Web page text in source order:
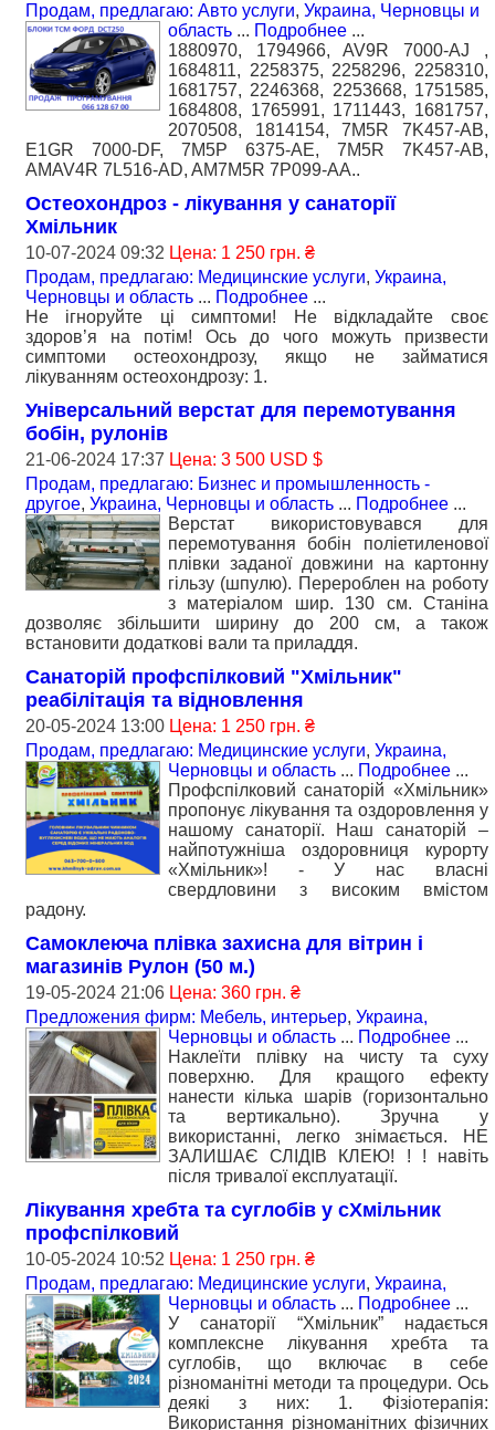
Продам, предлагаю: Авто услуги, Украина, Черновцы и
область ... Подробнее ...
1880970, 1794966, AV9R 7000-AJ ,
1684811, 2258375, 2258296, 2258310,
1681757, 2246368, 2253668, 1751585,
1684808, 1765991, 1711443, 1681757,
2070508, 1814154, 7M5R 7K457-AB,
E1GR 7000-DF, 7M5P 6375-AE, 7M5R 7K457-AB,
AMAV4R 7L516-AD, AM7M5R 7P099-AA..
Остеохондроз - лікування у санаторії
Хмільник
10-07-2024 09:32 Цена: 1 250 грн. ₴
Продам, предлагаю: Медицинские услуги, Украина,
Черновцы и область ... Подробнее ...
Не ігноруйте ці симптоми! Не відкладайте своє
здоров’я на потім! Ось до чого можуть призвести
симптоми остеохондрозу, якщо не займатися
лікуванням остеохондрозу: 1.
Універсальний верстат для перемотування
бобін, рулонів
21-06-2024 17:37 Цена: 3 500 USD $
Продам, предлагаю: Бизнес и промышленность -
другое, Украина, Черновцы и область ... Подробнее ...
Верстат використовувався для
перемотування бобін поліетиленової
плівки заданої довжини на картонну
гільзу (шпулю). Перероблен на роботу
з матеріалом шир. 130 см. Станіна
дозволяє збільшити ширину до 200 см, а також
встановити додаткові вали та приладдя.
Санаторій профспілковий "Хмільник"
реабілітація та відновлення
20-05-2024 13:00 Цена: 1 250 грн. ₴
Продам, предлагаю: Медицинские услуги, Украина,
Черновцы и область ... Подробнее ...
Профспілковий санаторій «Хмільник»
пропонує лікування та оздоровлення у
нашому санаторії. Наш санаторій –
найпотужніша оздоровниця курорту
«Хмільник»! - У нас власні
свердловини з високим вмістом
радону.
Самоклеюча плівка захисна для вітрин і
магазинів Рулон (50 м.)
19-05-2024 21:06 Цена: 360 грн. ₴
Предложения фирм: Мебель, интерьер, Украина,
Черновцы и область ... Подробнее ...
Наклеїти плівку на чисту та суху
поверхню. Для кращого ефекту
нанести кілька шарів (горизонтально
та вертикально). Зручна у
використанні, легко знімається. НЕ
ЗАЛИШАЄ СЛІДІВ КЛЕЮ! ! ! навіть
після тривалої експлуатації.
Лікування хребта та суглобів у сХмільник
профспілковий
10-05-2024 10:52 Цена: 1 250 грн. ₴
Продам, предлагаю: Медицинские услуги, Украина,
Черновцы и область ... Подробнее ...
У санаторії “Хмільник” надається
комплексне лікування хребта та
суглобів, що включає в себе
різноманітні методи та процедури. Ось
деякі з них: 1. Фізіотерапія:
Використання різноманітних фізичних